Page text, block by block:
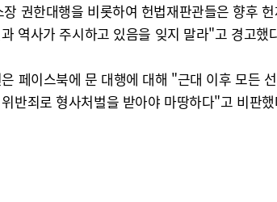
권한대행을 비롯하여 헌법재판관들은 향후
역사가 주시하고 있음을 잊지 말라"고 경고했
페이스북에 문 대행에 대해 "근대 이후 모든
반죄로 형사처벌을 받아야 마땅하다"고 비판